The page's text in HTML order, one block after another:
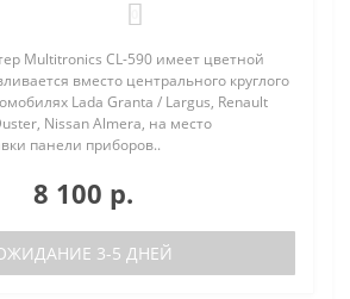
Multitronics CL-590 имеет цветной
вместо центрального круглого
Lada Granta / Largus, Renault
Nissan Almera, на место
панели приборов..
8 100 р.
3-5 ДНЕЙ